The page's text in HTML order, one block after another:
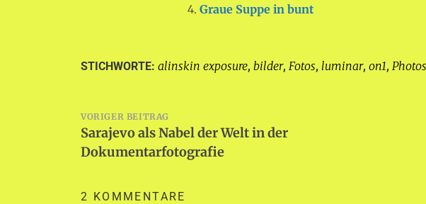
Graue Suppe in bunt
STICHWORTE: alinskin exposure, bilder, Fotos, luminar, on1,
Beitragsnavigation
VORIGER BEITRAG
Sarajevo als Nabel der Welt in der
Dokumentarfotografie
2 KOMMENTARE